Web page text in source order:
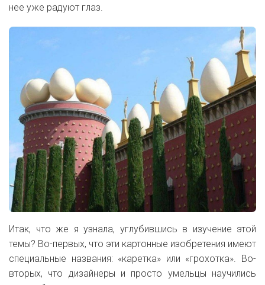
нее уже радуют глаз.
Итак, что же я узнала, углубившись в изучение этой
темы? Во-первых, что эти картонные изобретения имеют
специальные названия: «каретка» или «грохотка». Во-
вторых, что дизайнеры и просто умельцы научились